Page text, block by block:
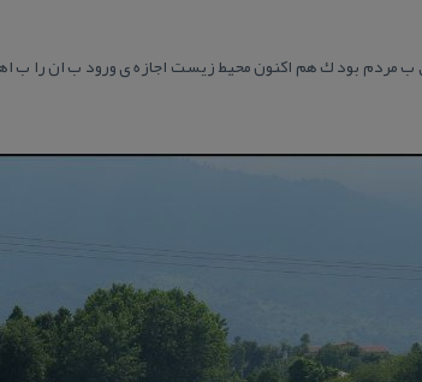
ب مردم بود ك هم اكنون محیط زیست اجازه ی ورود ب ان را ب